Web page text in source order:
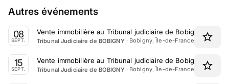
Autres événements
08
SEPT.
Vente immobilière au Tribunal judiciaire de Bobigny le 8
Tribunal Judiciaire de BOBIGNY· Bobigny, Île-de-France
15
SEPT.
Vente immobilière au Tribunal judiciaire de Bobigny le 15
Tribunal Judiciaire de BOBIGNY· Bobigny, Île-de-France